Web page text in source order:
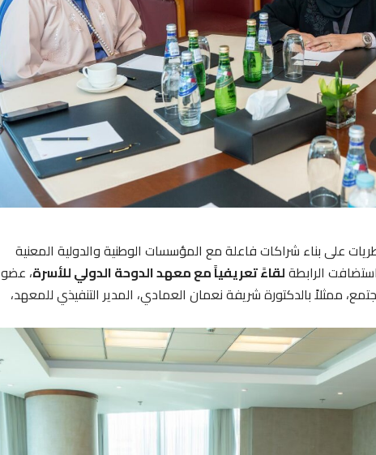
على بناء شراكات فاعلة مع المؤسسات الوطنية والدولية المعنية
الرابطةلقاءً تعريفياً مع معهد الدوحة الدولي للأسرة، عضو
ممثلاً بالدكتورة شريفة نعمان العمادي، المدير التنفيذي للمعهد،